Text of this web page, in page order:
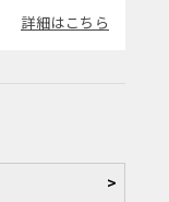
詳細はこちら
>